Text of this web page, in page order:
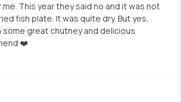
This year they said no and it was not
fish plate. It was quite dry. But yes,
some great chutney and delicious
❤️